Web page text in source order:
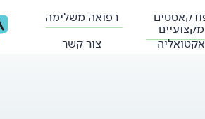
מקצועיים
רפואה משלימה
אקטואליה צור קשר